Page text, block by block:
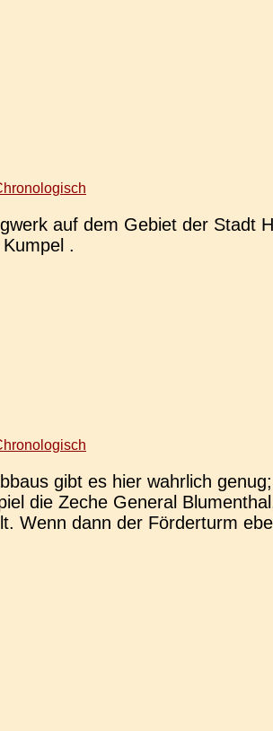
auf dem Gebiet der
.
gibt es hier wahr­lich
die Zeche Gene­ral
Wenn dann der För­der­turm